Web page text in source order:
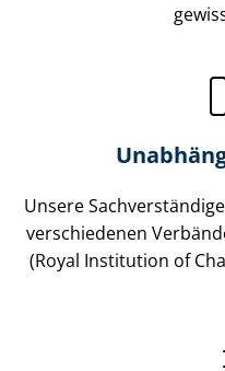
Unsere
verschiedenen
(Royal Institution of